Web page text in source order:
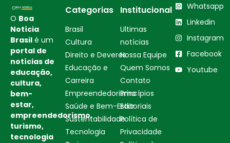
O Boa
Notícia
Brasil é um
portal de
notícias de
educação,
cultura,
bem-
estar,
empreendedorismo,
turismo,
tecnologia
Categorias
Brasil
Cultura
Direito e Deveres
Educação e
Carreira
Empreendedorismo
Saúde e Bem-Estar
Sustentabilidade
Tecnologia
Institucional
Ultimas
notícias
Nossa Equipe
Quem Somos
Contato
Princípios
Editoriais
Política de
Privacidade
Whatsapp
Linkedin
Instagram
Facebook
Youtube